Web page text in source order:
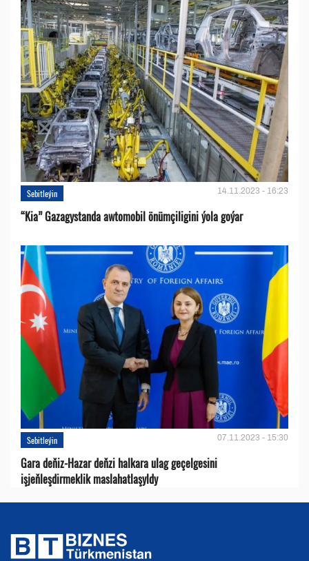
Sebitleýin 14.11.2023 - 16:23
“Kia” Gazagystanda awtomobil önümçiligini ýola goýar
Sebitleýin 07.11.2023 - 15:30
Gara deňiz-Hazar deňzi halkara ulag geçelgesini
işjeňleşdirmeklik maslahatlaşyldy